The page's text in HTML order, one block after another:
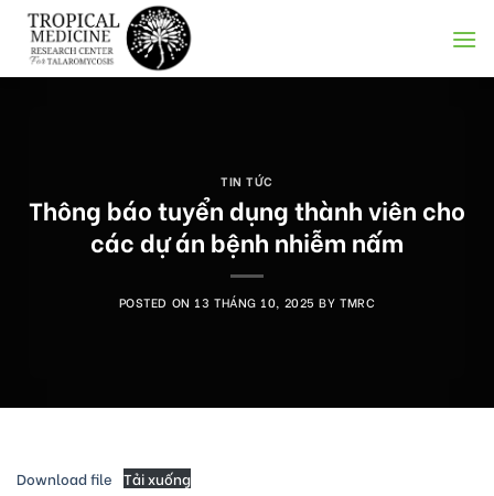
Skip
content
TIN TỨC
Thông báo tuyển dụng thành viên cho
các dự án bệnh nhiễm nấm
POSTED ON 13 THÁNG 10, 2025 BYTMRC
Download file Tải xuống